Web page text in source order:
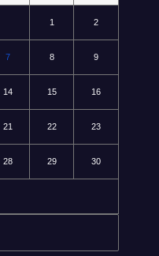
1 2
7 8 9
14 15 16
21 22 23
28 29 30